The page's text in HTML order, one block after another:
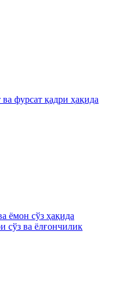
ва фурсат қадри ҳақида
ёмон сўз ҳақида
сўз ва ёлғончилик